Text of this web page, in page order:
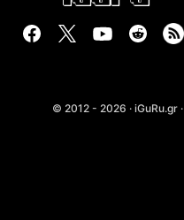
© 2012 - 2026 · iGuRu.gr ·